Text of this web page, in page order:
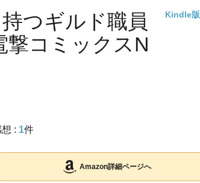
つギルド職員
撃コミックスN
Kindle版
: 1件
Amazon詳細ページへ